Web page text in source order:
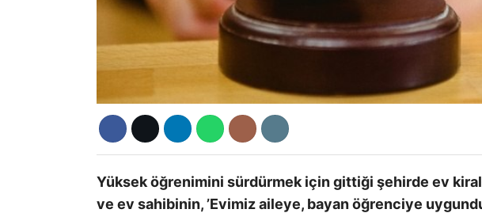
Yüksek öğrenimini sürdürmek için gittiği şehirde ev
ve ev sahibinin, ’Evimiz aileye, bayan öğrenciye